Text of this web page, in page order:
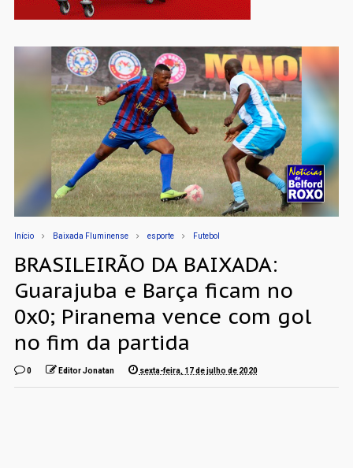
Início Baixada Fluminense esporte Futebol
BRASILEIRÃO DA BAIXADA:
Guarajuba e Barça ficam no
0x0; Piranema vence com gol
no fim da partida
0 Editor Jonatan sexta-feira, 17 de julho de 2020